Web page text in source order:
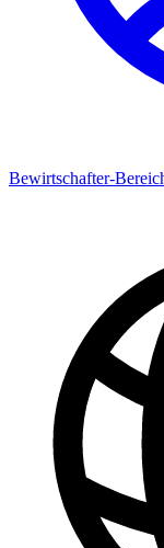
Bewirtschafter-